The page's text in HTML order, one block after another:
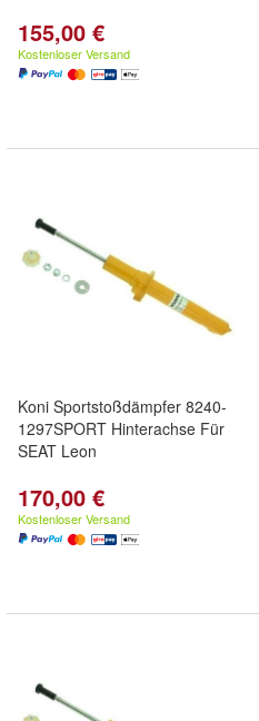
155,00 €
Kostenloser Versand
Koni Sportstoßdämpfer 8240-
1297SPORT Hinterachse Für
SEAT Leon
170,00 €
Kostenloser Versand